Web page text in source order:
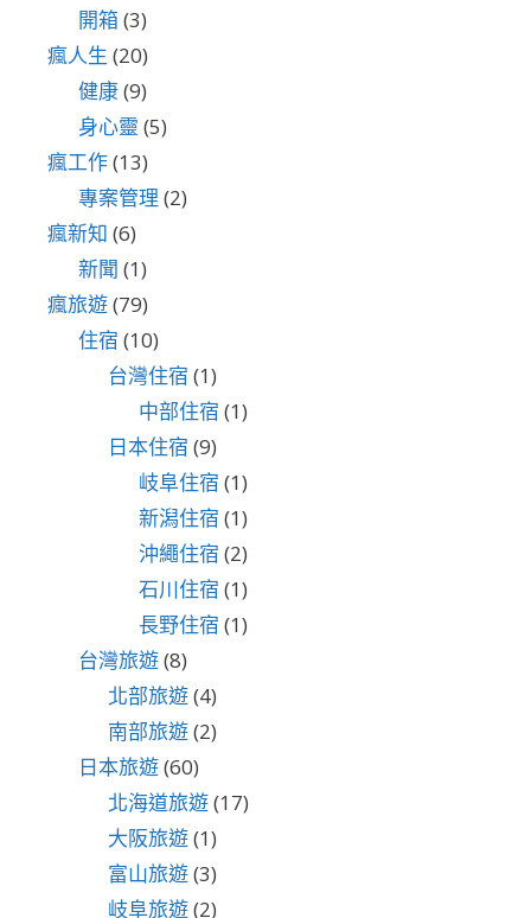
開箱(3)
瘋人生 (20)
健康(9)
身心靈 (5)
瘋工作(13)
專案管理 (2)
瘋新知 (6)
新聞 (1)
瘋旅遊(79)
住宿 (10)
台灣住宿 (1)
中部住宿 (1)
日本住宿 (9)
岐阜住宿 (1)
新潟住宿 (1)
沖繩住宿 (2)
石川住宿 (1)
長野住宿 (1)
台灣旅遊(8)
北部旅遊(4)
南部旅遊(2)
日本旅遊(60)
北海道旅遊(17)
大阪旅遊(1)
富山旅遊(3)
岐阜旅遊(2)